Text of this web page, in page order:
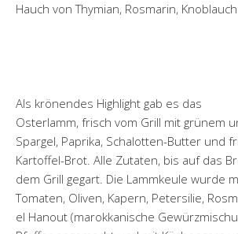
Hauch von Thymian, Rosmarin,
Als krönendes Highlight gab es das
Osterlamm, frisch vom Grill mit grünem
Spargel, Paprika, Schalotten-Butter und
Kartoffel-Brot. Alle Zutaten, bis auf das
dem Grill gegart. Die Lammkeule wurde
Tomaten, Oliven, Kapern, Petersilie,
el Hanout (marokkanische